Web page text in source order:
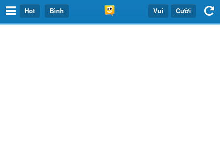
Hot Bình Cười
Vui